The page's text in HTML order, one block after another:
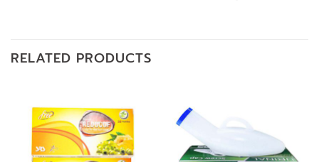
RELATED PRODUCTS